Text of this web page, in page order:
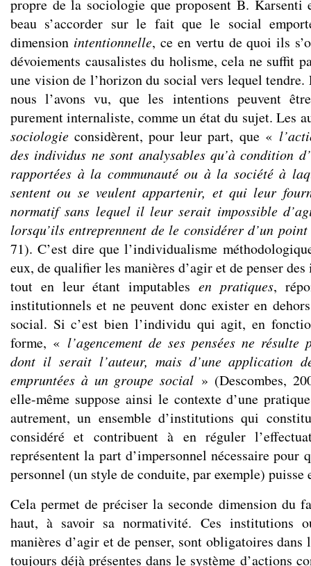
propre de la sociologie que proposent B.
beau s’accorder sur le fait que le social
dimension intentionnelle, ce en vertu de quoi ils
dévoiements causalistes du holisme, cela ne suffit
une vision de l’horizon du social vers lequel tendre.
nous l’avons vu, que les intentions peuvent
purement internaliste, comme un état du sujet. Les
sociologie considèrent, pour leur part, que «
des individus ne sont analysables qu’à condition
rapportées à la communauté ou à la société à
sentent ou se veulent appartenir, et qui leur
normatif sans lequel il leur serait impossible
lorsqu’ils entreprennent de le considérer d’un
71). C’est dire que l’individualisme
eux, de qualifier les manières d’agir et de penser
tout en leur étant imputables en pratiques,
institutionnels et ne peuvent donc exister en
social. Si c’est bien l’individu qui agit, en
forme, « l’agencement de ses pensées ne résulte
dont il serait l’auteur, mais d’une application
empruntées à un groupe social » (Descombes,
elle-même suppose ainsi le contexte d’une
autrement, un ensemble d’institutions qui
considéré et contribuent à en réguler
représentent la part d’impersonnel nécessaire pour
personnel (un style de conduite, par exemple) puisse
Cela permet de préciser la seconde dimension du
haut, à savoir sa normativité. Ces institutions
manières d’agir et de penser, sont obligatoires dans
toujours déjà présentes dans le système d’actions